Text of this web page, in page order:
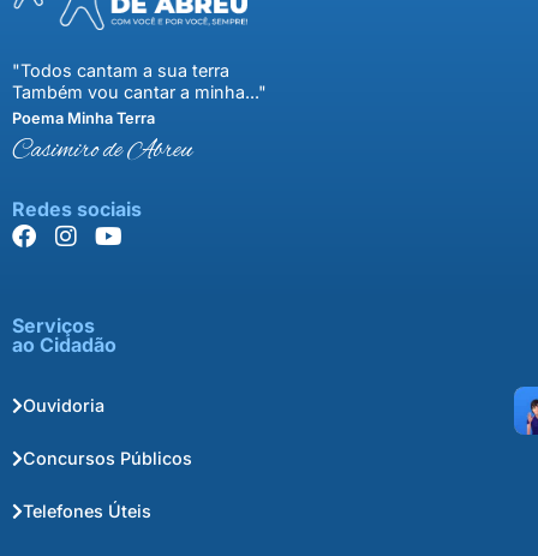
"Todos cantam a sua terra
Também vou cantar a minha..."
Poema Minha Terra
Casimiro de Abreu
Redes sociais
Serviços
ao Cidadão
Ouvidoria
Concursos Públicos
Telefones Úteis